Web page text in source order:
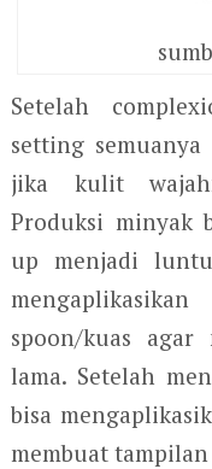
Setelah
setting
jika kulit
Produksi minyak
up menjadi
spoon/kuas
lama. Setelah
bisa
membuat